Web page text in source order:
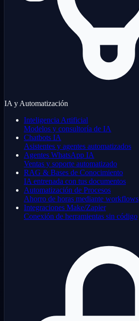
IA y Automatización
Inteligencia Artificial
Modelos y consultoría de IA
Chatbots IA
Asistentes y agentes automatizados
Agentes WhatsApp IA
Ventas y soporte automatizado
RAG & Bases de Conocimiento
IA entrenada con tus documentos
Automatización de Procesos
Ahorro de horas mediante workflows
Integraciones Make/Zapier
Conexión de herramientas sin código